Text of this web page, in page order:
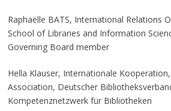
Raphaëlle BATS, International Relations
School of Libraries and Information
Governing Board member
Hella Klauser, Internationale
Association, Deutscher
Kompetenznetzwerk für Bibliotheken